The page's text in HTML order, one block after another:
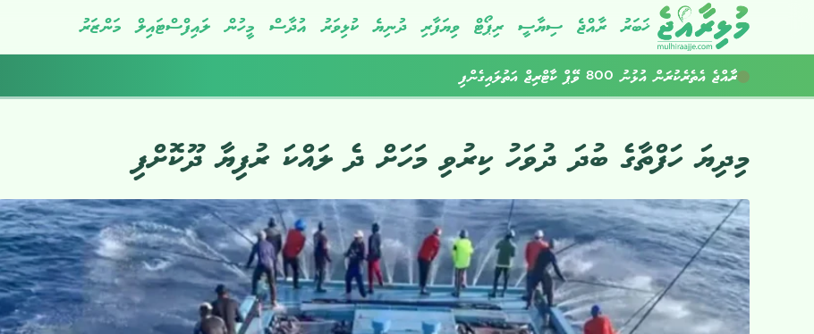
ޚަބަރު ރާއްޖެ ސިޔާސީ ރިޕޯޓް ވިޔަފާރި ދުނިޔެ ކުޅިވަރު އުދާސް މީހުން ލައިފްސްޓައިލް މަންޒަރު
ފްރެންޑް 4 ދޯނިން ގެއްލުނު މީހުން ހޯދަން ބޭރުގެ އެހީތެރިކަން ހޯދަނީ
ރާއްޖެ އެތެރެކުރަން އުޅުނު 800 ވޭޕް ކާޓްރިޖް އަތުލައިގެންފި
މިދިޔަ ހަފްތާގެ ބުދަ ދުވަހު ކިރުވި މަހަށް ދެ ލައްކަ ރުފިޔާ ދޫކޮށްފި